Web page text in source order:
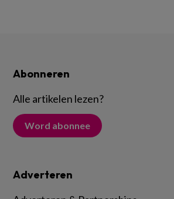
Abonneren
Alle artikelen lezen?
Word abonnee
Adverteren